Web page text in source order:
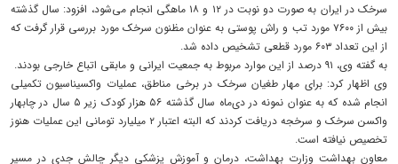
سرخک در ایران به صورت دو نوبت در ۱۲ و ۱۸ ماهگی انجام می‌شود، افزود: سال گذشته
بیش از ۷۶۰۰ مورد تب و راش پوستی به عنوان مظنون سرخک مورد بررسی قرار گرفت که
از این تعداد ۶۰۳ مورد قطعی تشخیص داده شد.
به گفته وی، ۹۱ درصد از این موارد مربوط به جمعیت ایرانی و مابقی اتباع خارجی بودند.
وی اظهار کرد: برای مهار طغیان سرخک در برخی مناطق، عملیات واکسیناسیون تکمیلی
انجام شده که به عنوان نمونه در دی‌ماه سال گذشته ۵۶ هزار کودک زیر ۵ سال در چابهار
واکسن سرخک و سرخجه دریافت کردند که البته اعتبار ۲ میلیارد تومانی این عملیات هنوز
تخصیص نیافته است.
معاون بهداشت وزارت بهداشت، درمان و آموزش پزشکی دیگر چالش‌ جدی در مسیر